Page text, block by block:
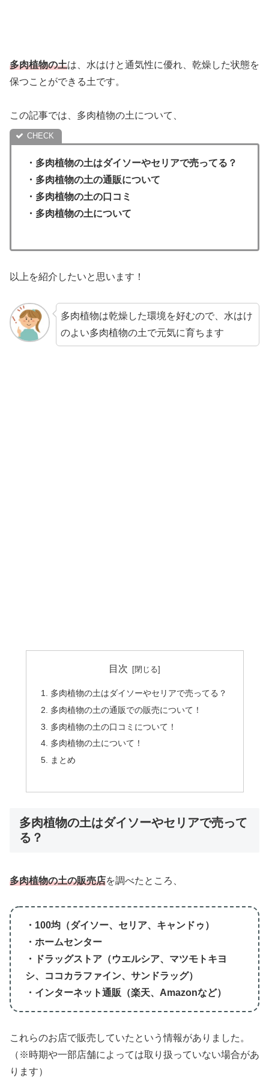
多肉植物の土は、水はけと通気性に優れ、乾燥した状態を
保つことができる土です。
この記事では、多肉植物の土について、
・ 多肉植物の土はダイソーやセリアで売ってる？
・多肉植物の土の通販について
・ 多肉植物の土の口コミ
・多肉植物の土について
以上を紹介したいと思います！
多肉植物は乾燥した環境を好むので、水はけ
のよい多肉植物の土で元気に育ちます
目次
多肉植物の土はダイソーやセリアで売ってる？
多肉植物の土の通販での販売について！
多肉植物の土の口コミについて！
多肉植物の土について！
まとめ
多肉植物の土はダイソーやセリアで売って
る？
多肉植物の土の販売店を調べたところ、
・100均（ダイソー、セリア、キャンドゥ）
・ホームセンター
・ドラッグストア（ウエルシア、マツモトキヨ
シ、ココカラファイン、サンドラッグ）
・インターネット通販（楽天、Amazonなど）
これらのお店で販売していたという情報がありました。
（※時期や一部店舗によっては取り扱っていない場合があ
ります）